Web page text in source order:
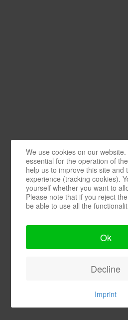
We use cookies on our
essential for the operation of
help us to improve this site and
experience (tracking cookies).
yourself whether you want to
Please note that if you reject
be able to use all the
Ok
Decline
Imprint